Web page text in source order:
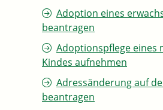
Adoption eines
beantragen
Adoptionspflege eines
Kindes aufnehmen
Adressänderung auf
beantragen